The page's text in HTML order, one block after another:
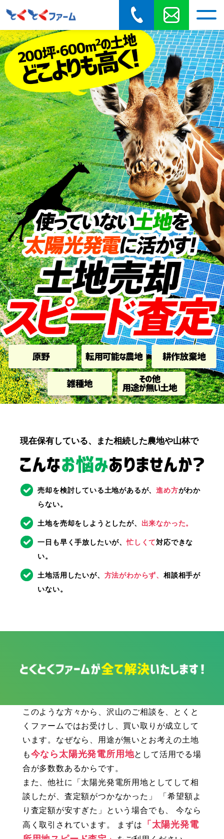
現在保有している、また相続した農地や山林で
売却を検討している土地があるが、進め方がわか
らない。
土地を売却をしようとしたが、 出来なかった。
一日も早く手放したいが、忙しくて対応できな
い。
土地活用したいが、 方法がわからず、 相談相手が
いない。
このような方々から、沢山のご相談を、とくと
くファームではお受けし、買い取りが成立して
います。なぜなら、用途が無いとお考えの土地
も今なら太陽光発電所用地として活用でる場
合が多数数あるからです。
また、他社に「太陽光発電所用地としてして相
談したが、査定額がつかなかった」 「希望額よ
り査定額が安すぎた」という場合でも、 今なら
高く取引されています。 まずは
「太陽光発電